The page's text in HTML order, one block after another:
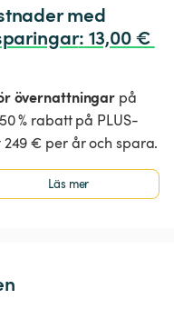
med
: 13,00 €
övernattningar på
% rabatt på PLUS-
€ per år och spara.
Läs mer